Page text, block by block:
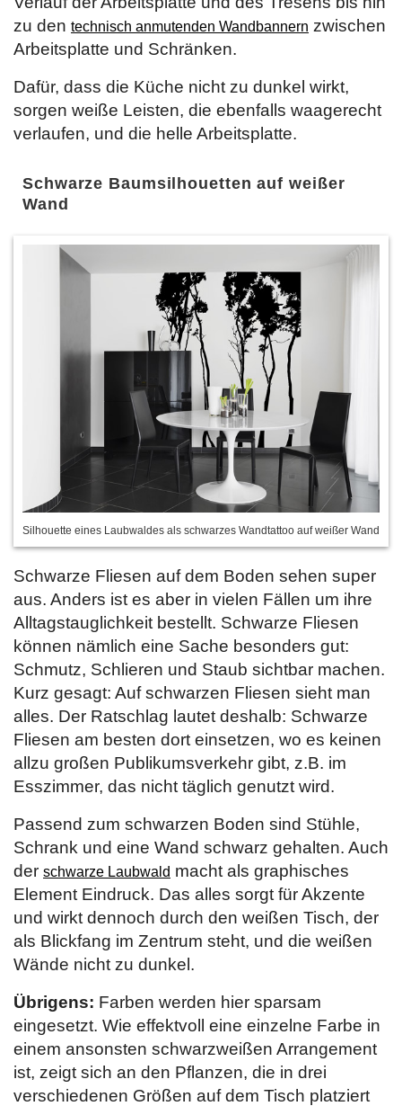
zu den technisch anmutenden Wandbannern zwischen
Arbeitsplatte und Schränken.
Dafür, dass die Küche nicht zu dunkel wirkt,
sorgen weiße Leisten, die ebenfalls waagerecht
verlaufen, und die helle Arbeitsplatte.
Schwarze Baumsilhouetten auf weißer
Wand
Silhouette eines Laubwaldes als schwarzes Wandtattoo auf weißer Wand
Schwarze Fliesen auf dem Boden sehen super
aus. Anders ist es aber in vielen Fällen um ihre
Alltagstauglichkeit bestellt. Schwarze Fliesen
können nämlich eine Sache besonders gut:
Schmutz, Schlieren und Staub sichtbar machen.
Kurz gesagt: Auf schwarzen Fliesen sieht man
alles. Der Ratschlag lautet deshalb: Schwarze
Fliesen am besten dort einsetzen, wo es keinen
allzu großen Publikumsverkehr gibt, z.B. im
Esszimmer, das nicht täglich genutzt wird.
Passend zum schwarzen Boden sind Stühle,
Schrank und eine Wand schwarz gehalten. Auch
der schwarze Laubwald macht als graphisches
Element Eindruck. Das alles sorgt für Akzente
und wirkt dennoch durch den weißen Tisch, der
als Blickfang im Zentrum steht, und die weißen
Wände nicht zu dunkel.
Übrigens: Farben werden hier sparsam
eingesetzt. Wie effektvoll eine einzelne Farbe in
einem ansonsten schwarzweißen Arrangement
ist, zeigt sich an den Pflanzen, die in drei
verschiedenen Größen auf dem Tisch platziert